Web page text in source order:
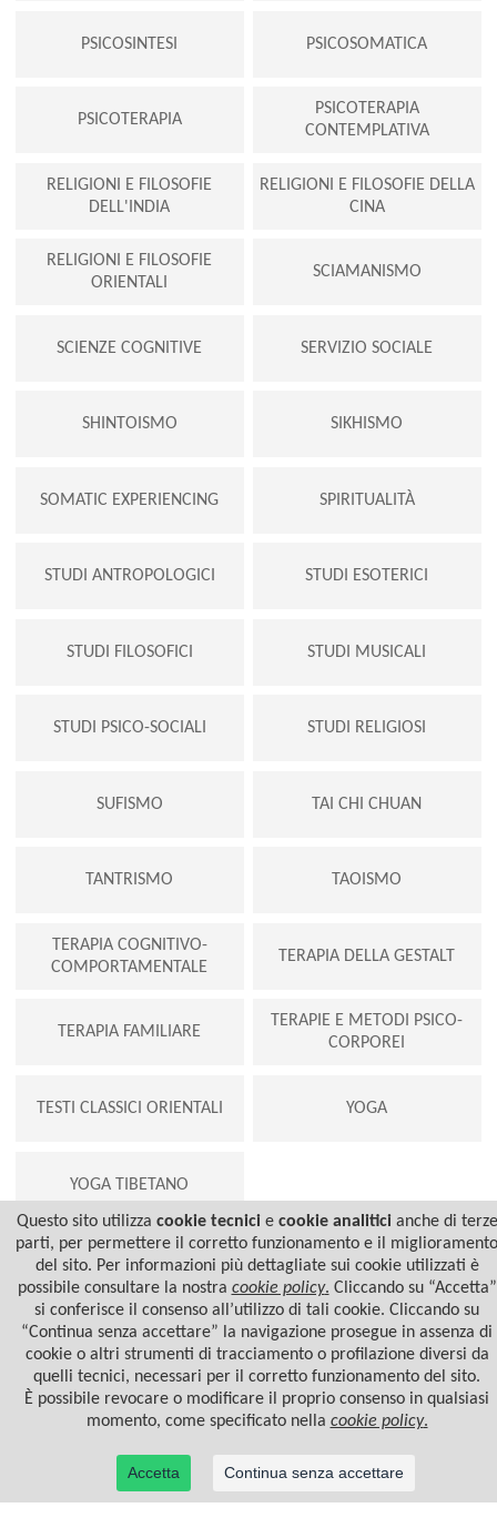
PSICOSINTESI PSICOSOMATICA
PSICOTERAPIA
PSICOTERAPIA
CONTEMPLATIVA
RELIGIONI E FILOSOFIE
DELL'INDIA
RELIGIONI E FILOSOFIE DELLA
CINA
RELIGIONI E FILOSOFIE
ORIENTALI
SCIAMANISMO
SCIENZE COGNITIVE SERVIZIO SOCIALE
SHINTOISMO SIKHISMO
SOMATIC EXPERIENCING SPIRITUALITÀ
STUDI ANTROPOLOGICI STUDI ESOTERICI
STUDI FILOSOFICI STUDI MUSICALI
STUDI PSICO-SOCIALI STUDI RELIGIOSI
SUFISMO TAI CHI CHUAN
TANTRISMO TAOISMO
TERAPIA COGNITIVO-
COMPORTAMENTALE
TERAPIA DELLA GESTALT
TERAPIA FAMILIARE
TERAPIE E METODI PSICO-
CORPOREI
TESTI CLASSICI ORIENTALI YOGA
YOGA TIBETANO
Questo sito utilizza cookie tecnicie cookie analiticianche di terze
parti, per permettere il corretto funzionamento e il miglioramento
del sito. Per informazioni più dettagliate sui cookie utilizzati è
possibile consultare la nostra cookie policy. Cliccando su “Accetta”
si conferisce il consenso all’utilizzo di tali cookie. Cliccando su
“Continua senza accettare” la navigazione prosegue in assenza di
cookie o altri strumenti di tracciamento o profilazione diversi da
quelli tecnici, necessari per il corretto funzionamento del sito.
È possibile revocare o modificare il proprio consenso in qualsiasi
momento, come specificato nella cookie policy.
Accetta Continua senza accettare